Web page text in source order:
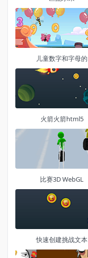
儿童数字和字母的
火箭火箭html5
比赛3D WebGL
快速创建挑战文本